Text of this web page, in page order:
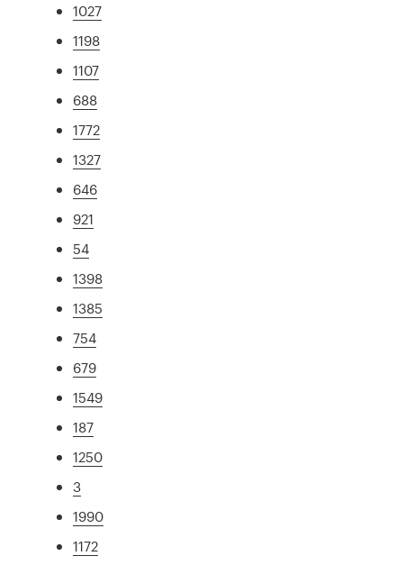
1027
1198
1107
688
1772
1327
646
921
54
1398
1385
754
679
1549
187
1250
3
1990
1172